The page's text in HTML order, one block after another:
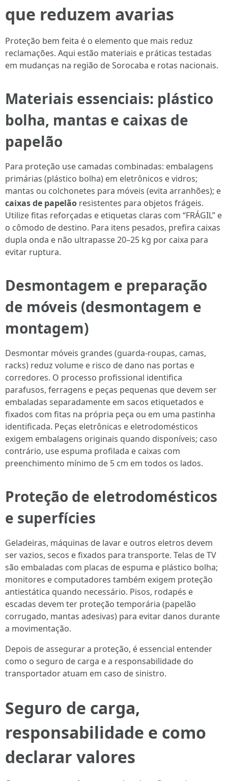
que reduzem avarias
Proteção bem feita é o elemento que mais reduz
reclamações. Aqui estão materiais e práticas testadas
em mudanças na região de Sorocaba e rotas nacionais.
Materiais essenciais: plástico
bolha, mantas e caixas de
papelão
Para proteção use camadas combinadas: embalagens
primárias (plástico bolha) em eletrônicos e vidros;
mantas ou colchonetes para móveis (evita arranhões); e
caixas de papelão resistentes para objetos frágeis.
Utilize fitas reforçadas e etiquetas claras com “FRÁGIL” e
o cômodo de destino. Para itens pesados, prefira caixas
dupla onda e não ultrapasse 20–25 kg por caixa para
evitar ruptura.
Desmontagem e preparação
de móveis (desmontagem e
montagem)
Desmontar móveis grandes (guarda-roupas, camas,
racks) reduz volume e risco de dano nas portas e
corredores. O processo profissional identifica
parafusos, ferragens e peças pequenas que devem ser
embaladas separadamente em sacos etiquetados e
fixados com fitas na própria peça ou em uma pastinha
identificada. Peças eletrônicas e eletrodomésticos
exigem embalagens originais quando disponíveis; caso
contrário, use espuma profilada e caixas com
preenchimento mínimo de 5 cm em todos os lados.
Proteção de eletrodomésticos
e superfícies
Geladeiras, máquinas de lavar e outros eletros devem
ser vazios, secos e fixados para transporte. Telas de TV
são embaladas com placas de espuma e plástico bolha;
monitores e computadores também exigem proteção
antiestática quando necessário. Pisos, rodapés e
escadas devem ter proteção temporária (papelão
corrugado, mantas adesivas) para evitar danos durante
a movimentação.
Depois de assegurar a proteção, é essencial entender
como o seguro de carga e a responsabilidade do
transportador atuam em caso de sinistro.
Seguro de carga,
responsabilidade e como
declarar valores